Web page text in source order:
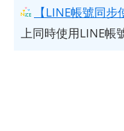
【LINE帳號同步
上同時使用LINE帳